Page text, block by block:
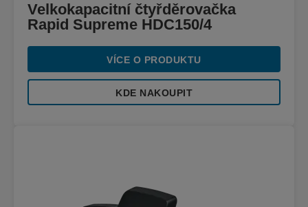
Velkokapacitní čtyřděrovačka
Rapid Supreme HDC150/4
VÍCE O PRODUKTU
KDE NAKOUPIT